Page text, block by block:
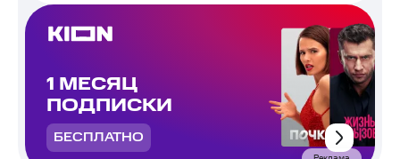
1 МЕСЯЦ
ПОДПИСКИ
БЕСПЛАТНО